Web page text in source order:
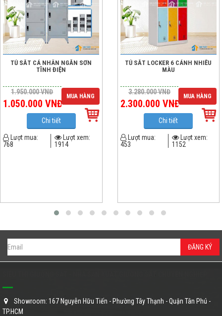
TỦ SẮT CÁ NHÂN NGĂN SƠN
TĨNH ĐIỆN
1.950.000VNĐ
1.050.000 VNĐ
MUA HÀNG
Chi tiết
Lượt mua:
768
Lượt xem:
1914
TỦ SẮT LOCKER 6 CÁNH NHIỀU
MÀU
3.280.000VNĐ
2.300.000 VNĐ
MUA HÀNG
Chi tiết
Lượt mua:
453
Lượt xem:
1152
ĐĂNG KÝ
Showroom: 167 Nguyễn Hữu Tiến - Phường Tây Thạnh - Quận Tân Phú -
TP.HCM